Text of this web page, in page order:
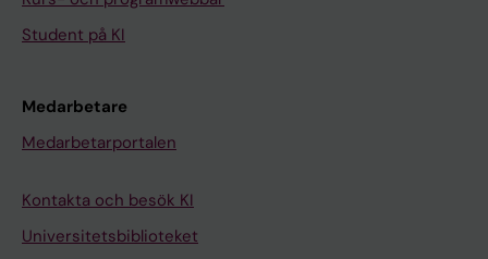
Student på KI
Medarbetare
Medarbetarportalen
Kontakta och besök KI
Universitetsbiblioteket